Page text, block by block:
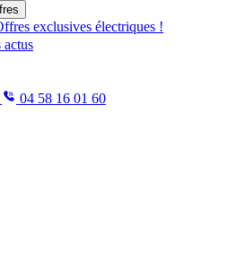
exclusives électriques !
actus
04 58 16 01 60